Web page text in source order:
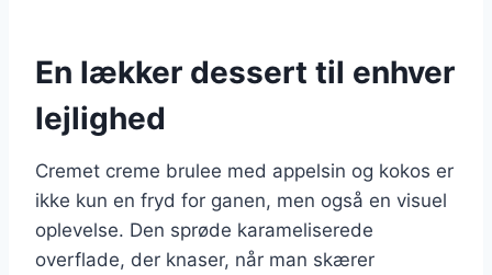
En lækker dessert til enhver
lejlighed
Cremet creme brulee med appelsin og kokos er
ikke kun en fryd for ganen, men også en visuel
oplevelse. Den sprøde karameliserede
overflade, der knaser, når man skærer